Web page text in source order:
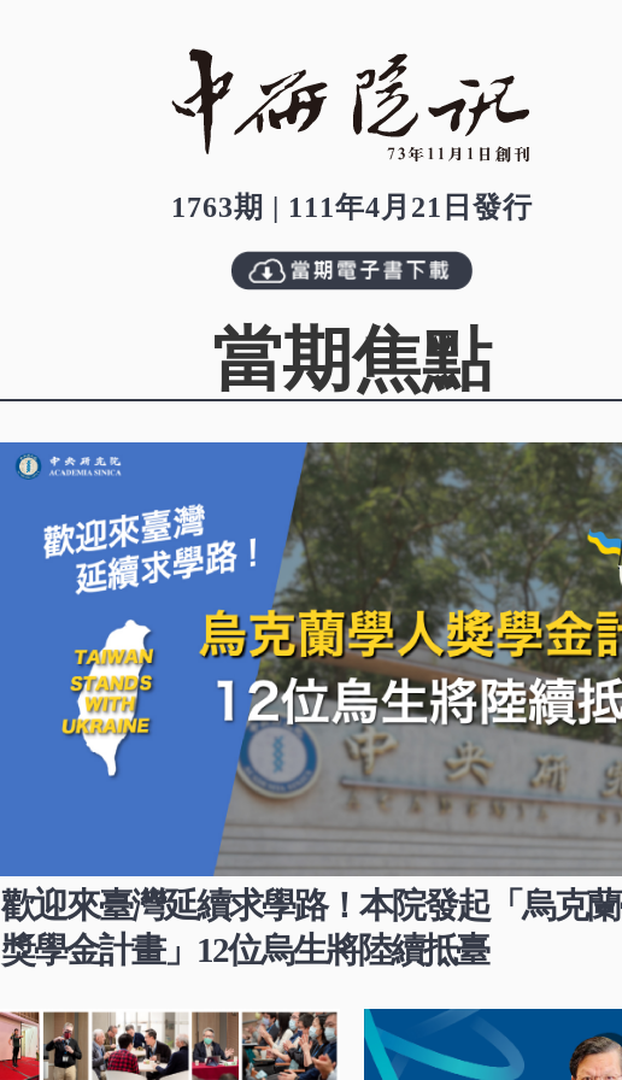
1763期 | 111年4月21日發行
當期焦點
歡迎來臺灣延續求學路！本院發起「烏克
獎學金計畫」12位烏生將陸續抵臺